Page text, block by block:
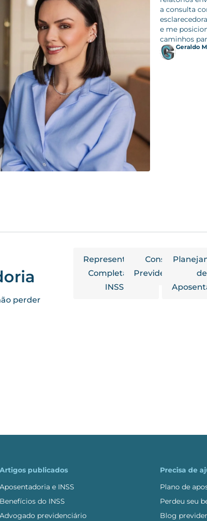
a consulta
e me
caminhos
Geraldo
perder
Representação
Completa no
INSS
Consulta
Previdenciária
de
Artigos publicados
Aposentadoria e INSS
Benefícios do INSS
Advogado previdenciário
Precisa de
Plano de
Perdeu seu
Blog